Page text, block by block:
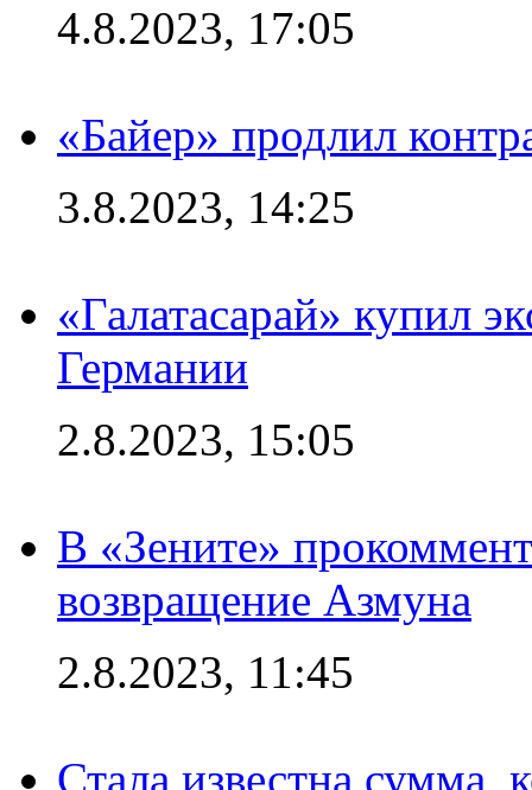
4.8.2023, 17:05
«Байер» продлил
3.8.2023, 14:25
«Галатасарай» купил
Германии
2.8.2023, 15:05
В «Зените»
возвращение Азмуна
2.8.2023, 11:45
Стала известна сумма,